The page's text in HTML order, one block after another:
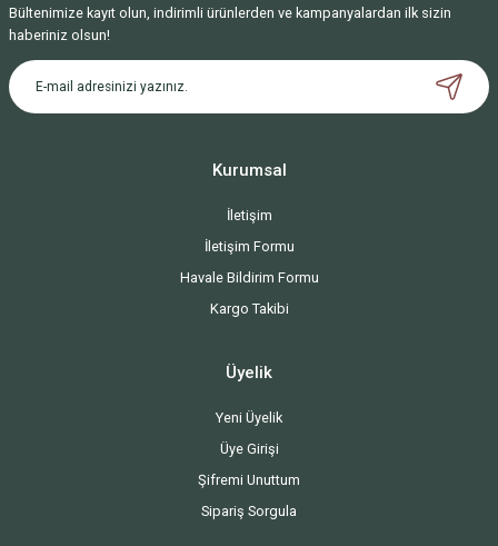
Bültenimize kayıt olun, indirimli ürünlerden ve kampanyalardan ilk sizin
haberiniz olsun!
Kurumsal
İletişim
İletişim Formu
Havale Bildirim Formu
Kargo Takibi
Üyelik
Yeni Üyelik
Üye Girişi
Şifremi Unuttum
Sipariş Sorgula